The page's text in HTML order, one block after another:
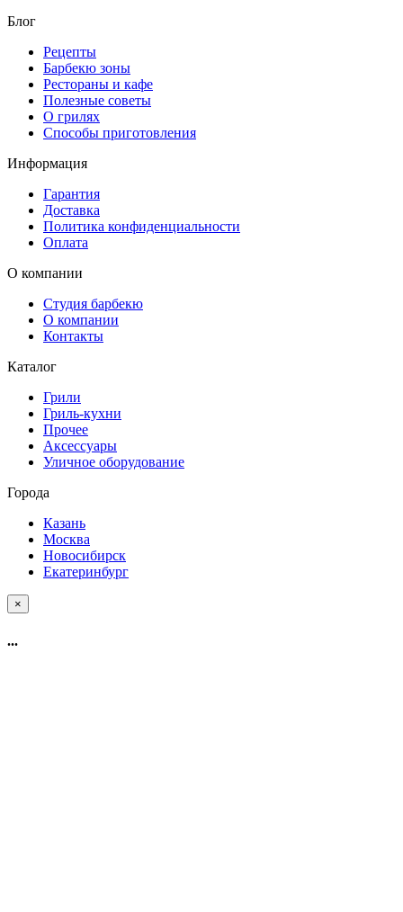
Блог
Рецепты
Барбекю зоны
Рестораны и кафе
Полезные советы
О грилях
Способы приготовления
Информация
Гарантия
Доставка
Политика конфиденциальности
Оплата
О компании
Студия барбекю
О компании
Контакты
Каталог
Грили
Гриль-кухни
Прочее
Аксессуары
Уличное оборудование
Города
Казань
Москва
Новосибирск
Екатеринбург
×
...